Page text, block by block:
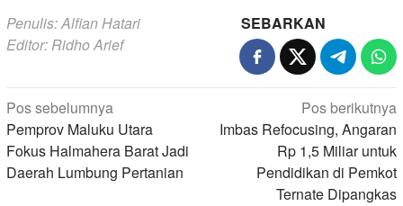
Penulis: Alfian Hatari
Editor: Ridho Arief
SEBARKAN
Navigasi
pos
Pos sebelumnya
Pemprov Maluku Utara
Fokus Halmahera Barat Jadi
Daerah Lumbung Pertanian
Pos berikutnya
Imbas Refocusing, Angaran
Rp 1,5 Miliar untuk
Pendidikan di Pemkot
Ternate Dipangkas